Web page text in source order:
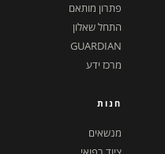
פתרון מותאם
התחל שאלון
GUARDIAN
מרכז ידע
חנות
מנשאים